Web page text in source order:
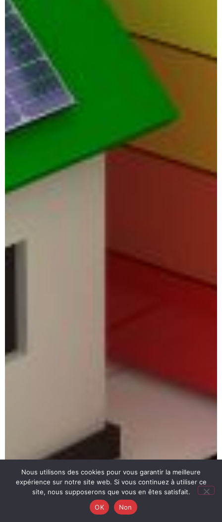
Nous utilisons des cookies pour vous garantir la meilleure
expérience sur notre site web. Si vous continuez à utiliser ce
site, nous supposerons que vous en êtes satisfait.
OK
Non